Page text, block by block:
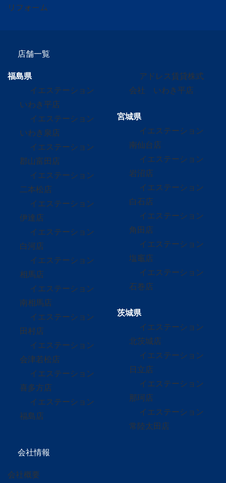
リフォーム
店舗一覧
福島県
イエステーション
いわき平店
イエステーション
いわき泉店
イエステーション
郡山富田店
イエステーション
二本松店
イエステーション
伊達店
イエステーション
白河店
イエステーション
相馬店
イエステーション
南相馬店
イエステーション
田村店
イエステーション
会津若松店
イエステーション
喜多方店
イエステーション
福島店
アドレス賃貸株式
会社 いわき平店
宮城県
イエステーション
南仙台店
イエステーション
岩沼店
イエステーション
白石店
イエステーション
角田店
イエステーション
塩竈店
イエステーション
石巻店
茨城県
イエステーション
北茨城店
イエステーション
日立店
イエステーション
那珂店
イエステーション
常陸太田店
会社情報
会社概要